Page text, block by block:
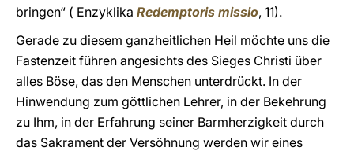
bringen“ ( Enzyklika Redemptoris missio, 11).
Gerade zu diesem ganzheitlichen Heil möchte uns die
Fastenzeit führen angesichts des Sieges Christi über
alles Böse, das den Menschen unterdrückt. In der
Hinwendung zum göttlichen Lehrer, in der Bekehrung
zu Ihm, in der Erfahrung seiner Barmherzigkeit durch
das Sakrament der Versöhnung werden wir eines